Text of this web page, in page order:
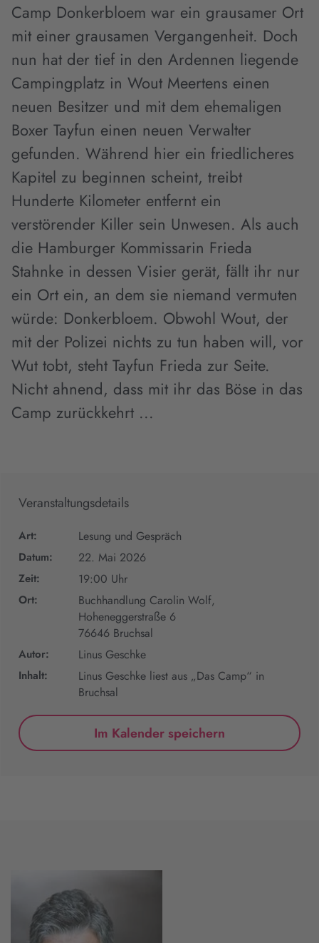
Camp Donkerbloem war ein grausamer Ort
mit einer grausamen Vergangenheit. Doch
nun hat der tief in den Ardennen liegende
Campingplatz in Wout Meertens einen
neuen Besitzer und mit dem ehemaligen
Boxer Tayfun einen neuen Verwalter
gefunden. Während hier ein friedlicheres
Kapitel zu beginnen scheint, treibt
Hunderte Kilometer entfernt ein
verstörender Killer sein Unwesen. Als auch
die Hamburger Kommissarin Frieda
Stahnke in dessen Visier gerät, fällt ihr nur
ein Ort ein, an dem sie niemand vermuten
würde: Donkerbloem. Obwohl Wout, der
mit der Polizei nichts zu tun haben will, vor
Wut tobt, steht Tayfun Frieda zur Seite.
Nicht ahnend, dass mit ihr das Böse in das
Camp zurückkehrt ...
Veranstaltungsdetails
Art: Lesung und Gespräch
Datum: 22. Mai 2026
Zeit: 19:00 Uhr
Ort:
Buchhandlung Carolin Wolf,
Hoheneggerstraße 6
76646 Bruchsal
Autor: Linus Geschke
Inhalt:
Linus Geschke liest aus „Das Camp“ in
Bruchsal
Im Kalender speichern